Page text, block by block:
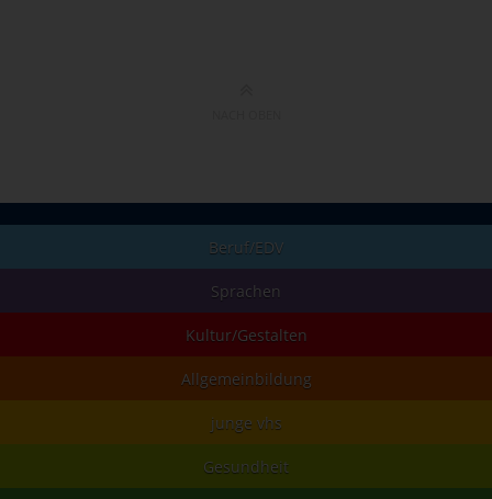
Beruf/EDV
Sprachen
Kultur/Gestalten
Allgemeinbildung
junge vhs
Gesundheit